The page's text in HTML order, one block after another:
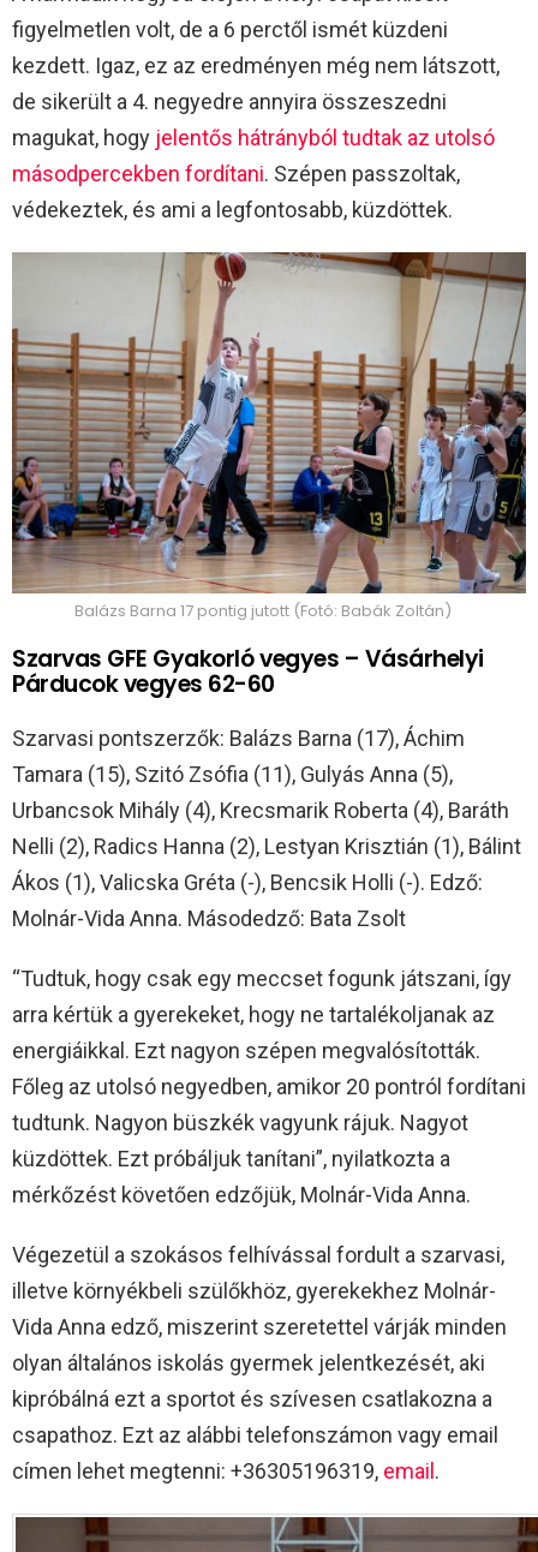
figyelmetlen volt, de a 6 perctől ismét küzdeni
kezdett. Igaz, ez az eredményen még nem látszott,
de sikerült a 4. negyedre annyira összeszedni
magukat, hogy jelentős hátrányból tudtak az utolsó
másodpercekben fordítani. Szépen passzoltak,
védekeztek, és ami a legfontosabb, küzdöttek.
Balázs Barna 17 pontig jutott (Fotó: Babák Zoltán)
Szarvas GFE Gyakorló vegyes – Vásárhelyi
Párducok vegyes 62-60
Szarvasi pontszerzők: Balázs Barna (17), Áchim
Tamara (15), Szitó Zsófia (11), Gulyás Anna (5),
Urbancsok Mihály (4), Krecsmarik Roberta (4), Baráth
Nelli (2), Radics Hanna (2), Lestyan Krisztián (1), Bálint
Ákos (1), Valicska Gréta (-), Bencsik Holli (-). Edző:
Molnár-Vida Anna. Másodedző: Bata Zsolt
“Tudtuk, hogy csak egy meccset fogunk játszani, így
arra kértük a gyerekeket, hogy ne tartalékoljanak az
energiáikkal. Ezt nagyon szépen megvalósították.
Főleg az utolsó negyedben, amikor 20 pontról fordítani
tudtunk. Nagyon büszkék vagyunk rájuk. Nagyot
küzdöttek. Ezt próbáljuk tanítani”, nyilatkozta a
mérkőzést követően edzőjük, Molnár-Vida Anna.
Végezetül a szokásos felhívással fordult a szarvasi,
illetve környékbeli szülőkhöz, gyerekekhez Molnár-
Vida Anna edző, miszerint szeretettel várják minden
olyan általános iskolás gyermek jelentkezését, aki
kipróbálná ezt a sportot és szívesen csatlakozna a
csapathoz. Ezt az alábbi telefonszámon vagy email
címen lehet megtenni: +36305196319, email.